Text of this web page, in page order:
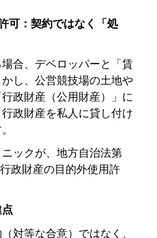
可：契約ではなく「処
合、デベロッパーと「賃
し、公営競技場の土地や
政財産（公用財産）」に
政財産を私人に貸し付け
ックが、地方自治法第
政財産の目的外使用許
対等な合意）ではなく、